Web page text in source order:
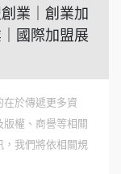
業｜創業加
國際加盟展
於傳遞更多資
權、商譽等相關
我們將依相關規